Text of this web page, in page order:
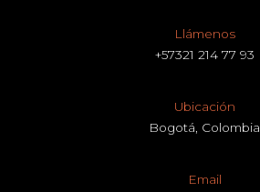
Llámenos
+57321 214 77 93
Ubicación
Bogotá, Colombia
Email